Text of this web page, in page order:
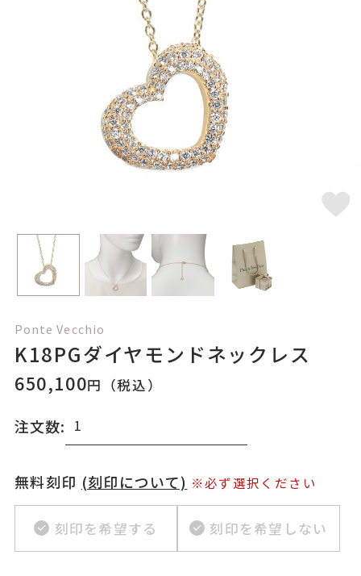
Ponte Vecchio
K18PGダイヤモンドネックレス
650,100円（税込）
注文数:
無料刻印 (刻印について) ※必ず選択ください
刻印を希望する 刻印を希望しない